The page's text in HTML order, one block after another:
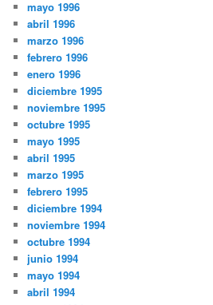
mayo 1996
abril 1996
marzo 1996
febrero 1996
enero 1996
diciembre 1995
noviembre 1995
octubre 1995
mayo 1995
abril 1995
marzo 1995
febrero 1995
diciembre 1994
noviembre 1994
octubre 1994
junio 1994
mayo 1994
abril 1994